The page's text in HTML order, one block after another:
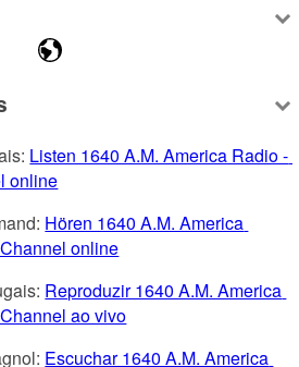
Listen 1640 A.M. America Radio -
online
Hören 1640 A.M. America
online
Reproduzir 1640 A.M. America
ao vivo
Escuchar 1640 A.M. America